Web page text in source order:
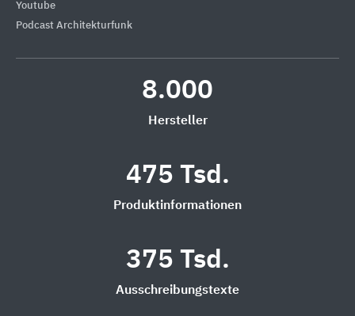
Youtube
Podcast Architekturfunk
8.000
Hersteller
475 Tsd.
Produktinformationen
375 Tsd.
Ausschreibungstexte